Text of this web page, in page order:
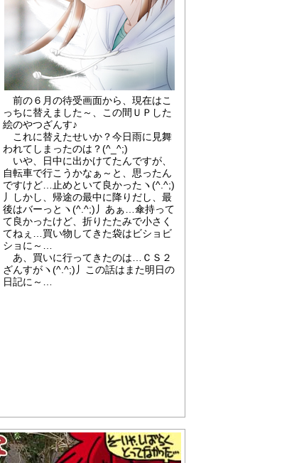
前の６月の待受画面から、現在はこ
っちに替えました～、この間ＵＰした
絵のやつざんす♪
これに替えたせいか？今日雨に見舞
われてしまったのは？(^_^;)
いや、日中に出かけてたんですが、
自転車で行こうかなぁ～と、思ったん
ですけど…止めといて良かったヽ(^.^;)
丿しかし、帰途の最中に降りだし、最
後はバーっとヽ(^.^;)丿あぁ…傘持って
て良かったけど、折りたたみで小さく
てねぇ…買い物してきた袋はビショビ
ショに～…
あ、買いに行ってきたのは…ＣＳ２
ざんすがヽ(^.^;)丿この話はまた明日の
日記に～…